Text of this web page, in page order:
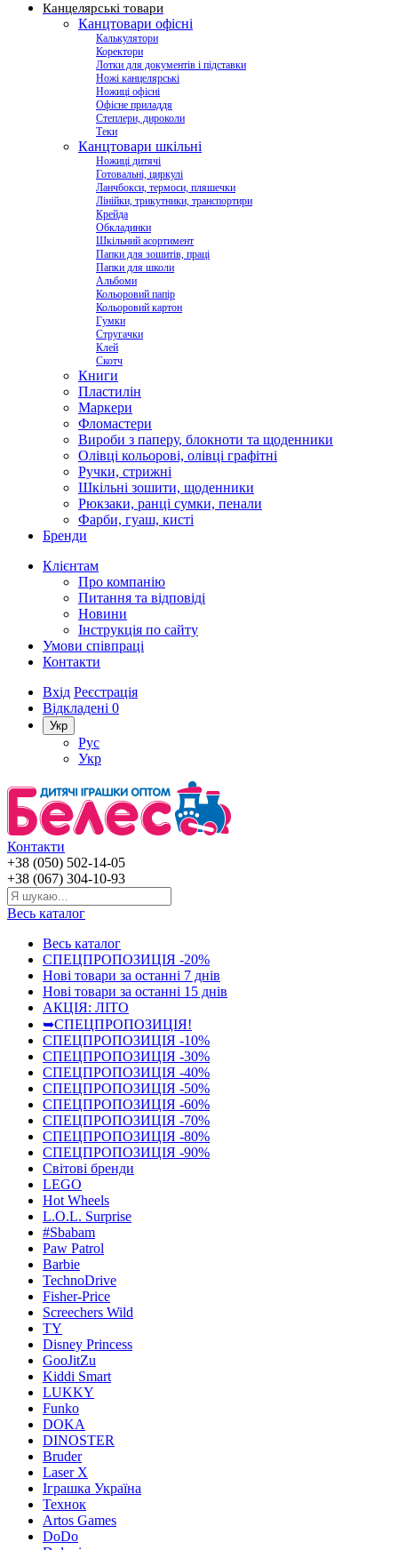
Канцелярські товари
Канцтовари офісні
Калькулятори
Коректори
Лотки для документів і підставки
Ножі канцелярські
Ножиці офісні
Офісне приладдя
Степлери, дироколи
Теки
Канцтовари шкільні
Ножиці дитячі
Готовальні, циркулі
Ланчбокси, термоси, пляшечки
Лінійки, трикутники, транспортири
Крейда
Обкладинки
Шкільний асортимент
Папки для зошитів, праці
Папки для школи
Альбоми
Кольоровий папір
Кольоровий картон
Гумки
Стругачки
Клей
Скотч
Книги
Пластилін
Маркери
Фломастери
Вироби з паперу, блокноти та щоденники
Олівці кольорові, олівці графітні
Ручки, стрижні
Шкільні зошити, щоденники
Рюкзаки, ранці сумки, пенали
Фарби, гуаш, кисті
Бренди
Клієнтам
Про компанію
Питання та відповіді
Новини
Інструкція по сайту
Умови співпраці
Контакти
Вхід Реєстрація
Відкладені 0
Укр
Рус
Укр
Контакти
+38 (050) 502-14-05
+38 (067) 304-10-93
Весь каталог
Весь каталог
СПЕЦПРОПОЗИЦІЯ -20%
Нові товари за останнi 7 днiв
Нові товари за останнi 15 днiв
АКЦІЯ: ЛІТО
➥СПЕЦПРОПОЗИЦІЯ!
СПЕЦПРОПОЗИЦІЯ -10%
СПЕЦПРОПОЗИЦІЯ -30%
СПЕЦПРОПОЗИЦІЯ -40%
СПЕЦПРОПОЗИЦІЯ -50%
СПЕЦПРОПОЗИЦІЯ -60%
СПЕЦПРОПОЗИЦІЯ -70%
СПЕЦПРОПОЗИЦІЯ -80%
СПЕЦПРОПОЗИЦІЯ -90%
Світові бренди
LEGO
Hot Wheels
L.O.L. Surprise
#Sbabam
Paw Patrol
Barbie
TechnoDrive
Fisher-Price
Screechers Wild
TY
Disney Princess
GooJitZu
Kiddi Smart
LUKKY
Funko
DOKA
DINOSTER
Bruder
Laser X
Іграшка Україна
Технок
Artos Games
DoDo